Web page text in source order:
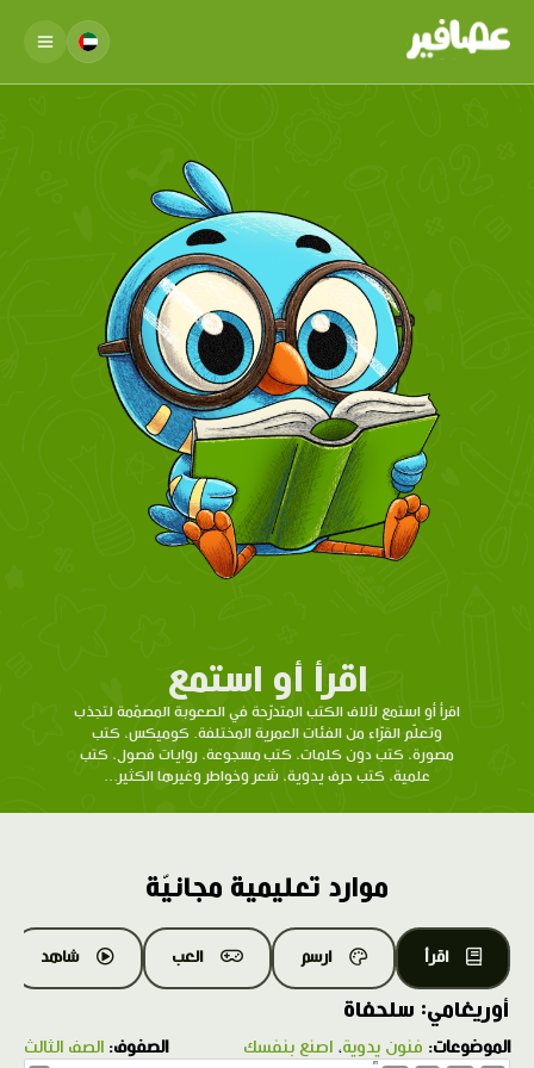
اقرأ أو استمع
اقرأ أو استمع لآلاف الكتب المتدرّحة في الصعوبة المصمّمة لتجذب
وتعلّم القرّاء من الفئات العمرية المختلفة. كوميكس، كتب
مصورة، كتب دون كلمات، كتب مسجوعة، روايات فصول، كتب
علمية، كتب حرف يدوية، شعر وخواطر وغيرها الكثير...
موارد تعليمية مجانيّة
اقرأ ارسم العب شاهد
أوريغامي: سلحفاة
الموضوعات: فنون يدوية، اصنع بنفسك الصفوف: الصف الثالث